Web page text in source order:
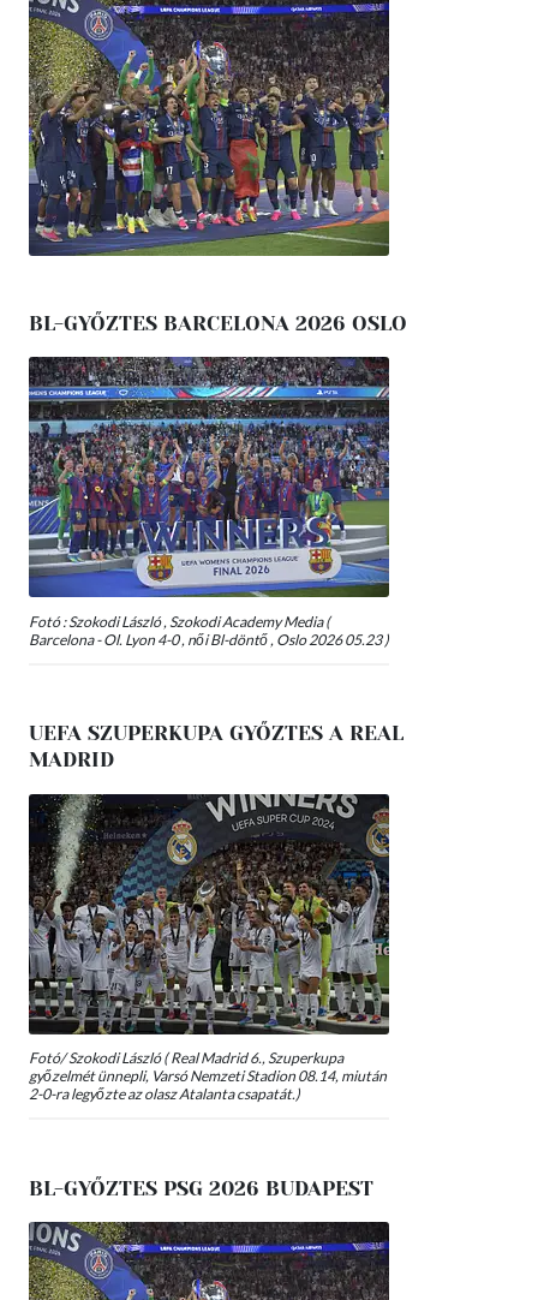
BL-GYŐZTES BARCELONA 2026 OSLO
Fotó : Szokodi László , Szokodi Academy Media (
Barcelona - Ol. Lyon 4-0 , női Bl-döntő , Oslo 2026 05.23 )
UEFA SZUPERKUPA GYŐZTES A REAL
MADRID
Fotó/ Szokodi László ( Real Madrid 6., Szuperkupa
győzelmét ünnepli, Varsó Nemzeti Stadion 08.14, miután
2-0-ra legyőzte az olasz Atalanta csapatát.)
BL-GYŐZTES PSG 2026 BUDAPEST